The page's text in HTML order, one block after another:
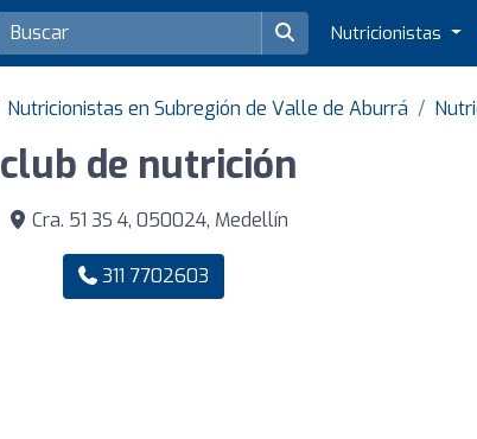
Nutricionistas
Nutricionistas en Subregión de Valle de Aburrá
club de nutrición
Cra. 51 3S 4, 050024, Medellín
311 7702603